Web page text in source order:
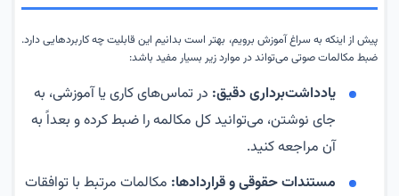
پیش از اینکه به سراغ آموزش برویم، بهتر است بدانیم این قابلیت چه کاربردهایی دارد.
ضبط مکالمات صوتی می‌تواند در موارد زیر بسیار مفید باشد:
یادداشت‌برداری دقیق: در تماس‌های کاری یا آموزشی، به
جای نوشتن، می‌توانید کل مکالمه را ضبط کرده و بعداً به
آن مراجعه کنید.
مستندات حقوقی و قراردادها: مکالمات مرتبط با توافقات